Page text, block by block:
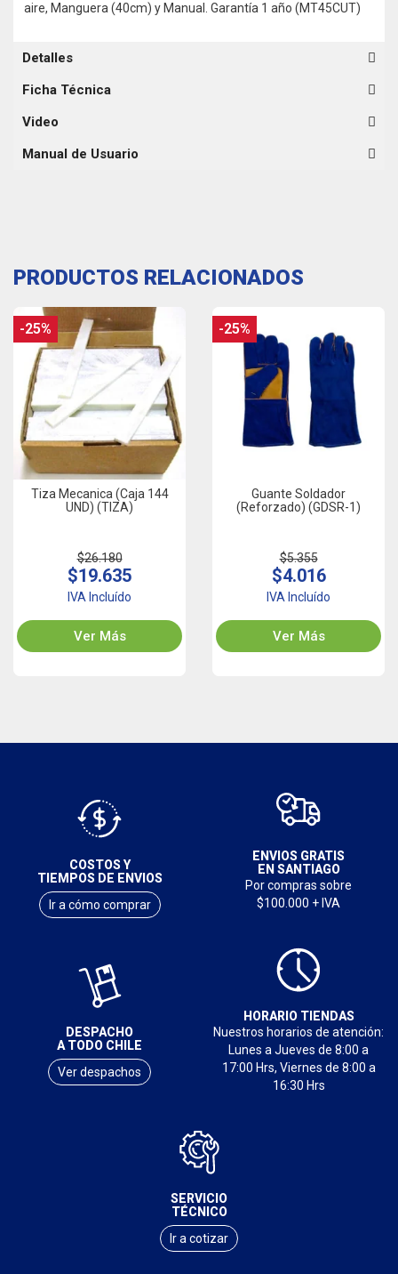
PRODUCTOS RELACIONADOS
Tiza Mecanica (Caja 144
UND) (TIZA)
$26.180
$19.635
IVA Incluído
Ver Más
-25%
Guante Soldador
(Reforzado) (GDSR-1)
$5.355
$4.016
IVA Incluído
Ver Más
-25%
aire, Manguera (40cm) y Manual. Garantía 1 año (MT45CUT)
Detalles
Ficha Técnica
Video
Manual de Usuario
COSTOS Y
TIEMPOS DE ENVIOS
Ir a cómo comprar
ENVIOS GRATIS
EN SANTIAGO
Por compras sobre
$100.000 + IVA
DESPACHO
A TODO CHILE
Ver despachos
HORARIO TIENDAS
Nuestros horarios de atención:
Lunes a Jueves de 8:00 a
17:00 Hrs, Viernes de 8:00 a
16:30 Hrs
SERVICIO
TÉCNICO
Ir a cotizar